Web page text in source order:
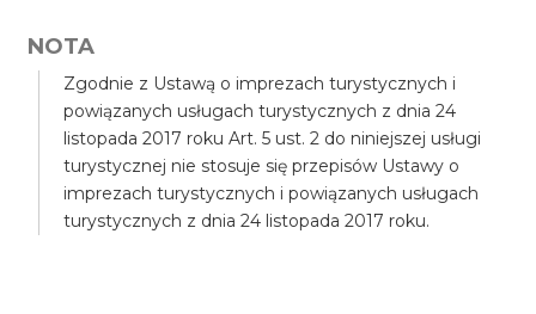
NOTA
Zgodnie z Ustawą o imprezach turystycznych i
powiązanych usługach turystycznych z dnia 24
listopada 2017 roku Art. 5 ust. 2 do niniejszej usługi
turystycznej nie stosuje się przepisów Ustawy o
imprezach turystycznych i powiązanych usługach
turystycznych z dnia 24 listopada 2017 roku.